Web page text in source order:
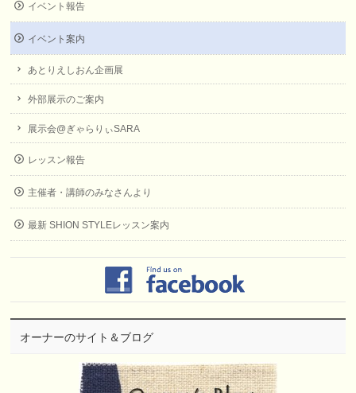
イベント報告
イベント案内
あとりえしおん企画展
外部展示のご案内
展示会@ぎゃらりぃSARA
レッスン報告
主催者・講師のみなさんより
最新 SHION STYLEレッスン案内
オーナーのサイト＆ブログ